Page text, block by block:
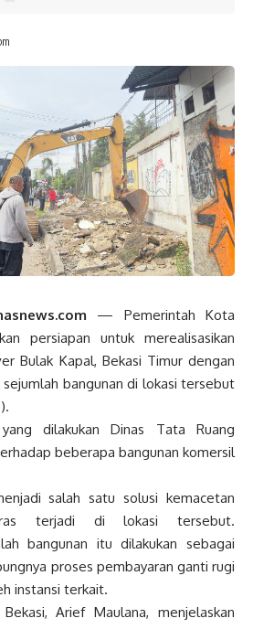
— Pemerintah Kota
persiapan untuk merealisasikan
Bulak Kapal, Bekasi Timur dengan
bangunan di lokasi tersebut
dilakukan Dinas Tata Ruang
beberapa bangunan komersil
salah satu solusi kemacetan
terjadi di lokasi tersebut.
bangunan itu dilakukan sebagai
proses pembayaran ganti rugi
instansi terkait.
Arief Maulana, menjelaskan